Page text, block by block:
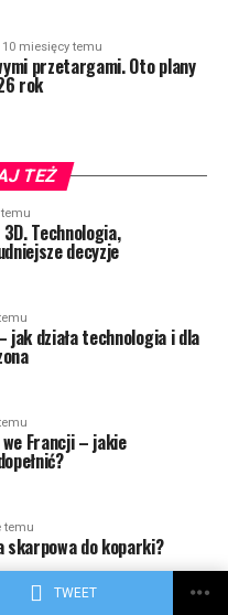
TWEET
10 miesięcy temu
przetargami. Oto plany
rok
TEŻ
Technologia,
decyzje
jak działa technologia i dla
Francji – jakie
temu
skarpowa do koparki?